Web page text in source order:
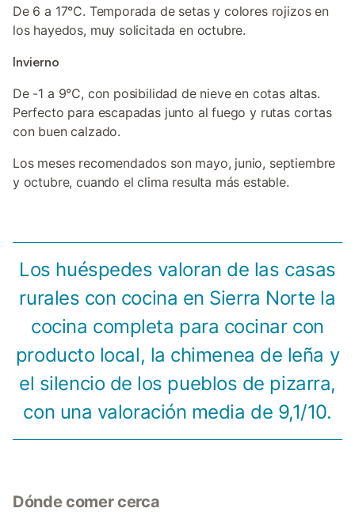
De 6 a 17°C. Temporada de setas y colores rojizos en
los hayedos, muy solicitada en octubre.
Invierno
De -1 a 9°C, con posibilidad de nieve en cotas altas.
Perfecto para escapadas junto al fuego y rutas cortas
con buen calzado.
Los meses recomendados son mayo, junio, septiembre
y octubre, cuando el clima resulta más estable.
Los huéspedes valoran de las casas
rurales con cocina en Sierra Norte la
cocina completa para cocinar con
producto local, la chimenea de leña y
el silencio de los pueblos de pizarra,
con una valoración media de 9,1/10.
Dónde comer cerca